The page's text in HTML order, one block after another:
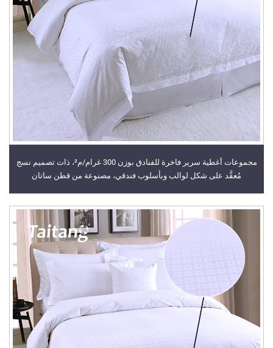
مجموعات أغطية سرير فاخرة للفنادق بوزن 300 غرام/م²، ذات تصميم نسج
مُعقَّد على شكل لوالب وبأسلوب فندقي، مصنوعة من قطن ساتان